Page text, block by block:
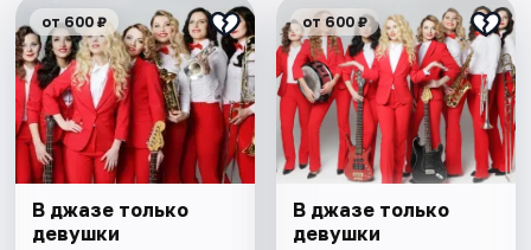
от 600 ₽
В джазе только
девушки
от 600 ₽
В джазе только
девушки